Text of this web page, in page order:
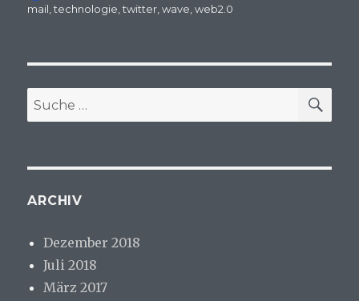
am
mail ,technologie ,twitter ,wave ,web2.0
Suche
nach:
ARCHIV
Dezember 2018
Juli 2018
März 2017